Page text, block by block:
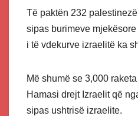
Të paktën 232
sipas burimeve
i të vdekurve izraelitë ka
Më shumë se 3,000
Hamasi drejt Izraelit që
sipas ushtrisë izraelite.